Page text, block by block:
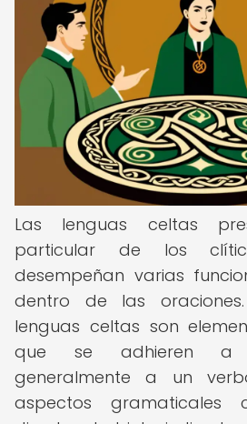
Las lenguas celtas
particular de los
desempeñan varias
dentro de las
lenguas celtas son
que se adhieren a
generalmente a un
aspectos gramaticales